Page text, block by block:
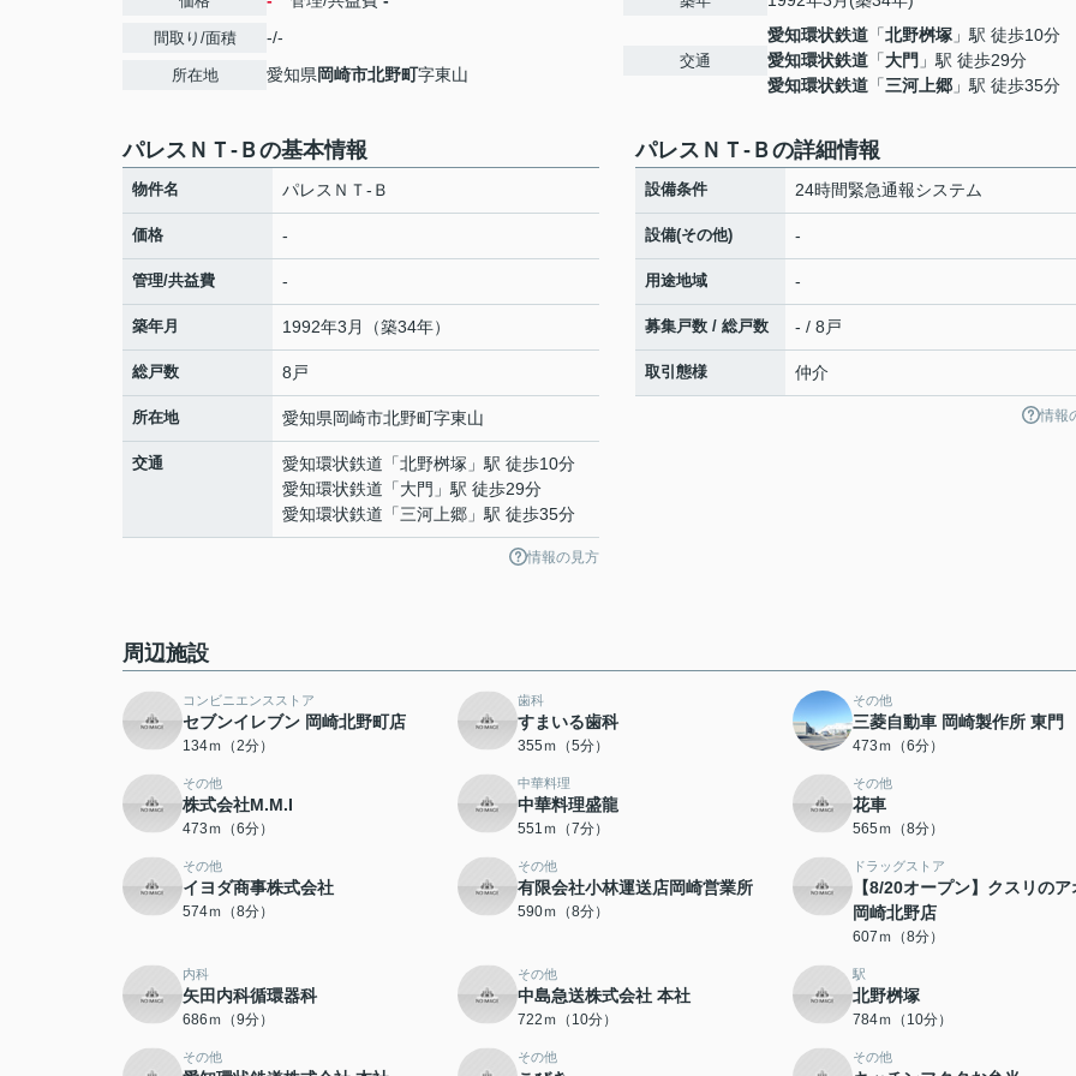
間取り/面積 -/-
所在地 愛知県岡崎市北野町字東山
交通
愛知環状鉄道 「北野桝塚 」駅 徒歩10分
愛知環状鉄道 「大門 」駅 徒歩29分
愛知環状鉄道 「三河上郷 」駅 徒歩35分
パレスＮＴ-Ｂの基本情報
物件名 パレスＮＴ-Ｂ
価格 -
管理/共益費 -
築年月 1992年3月（築34年）
総戸数 8戸
所在地 愛知県岡崎市北野町字東山
交通 愛知環状鉄道 「北野桝塚 」駅 徒歩10分
愛知環状鉄道 「大門 」駅 徒歩29分
愛知環状鉄道 「三河上郷 」駅 徒歩35分
情報の見方
パレスＮＴ-Ｂの詳細情報
設備条件 24時間緊急通報システム
設備(その他) -
用途地域 -
募集戸数 / 総戸数 - / 8戸
取引態様 仲介
情報
周辺施設
コンビニエンスストア
セブンイレブン 岡崎北野町店
134ｍ（2分）
歯科
すまいる歯科
355ｍ（5分）
その他
三菱自動車 岡崎製作所 東門
473ｍ（6分）
その他
株式会社M.M.I
473ｍ（6分）
中華料理
中華料理盛龍
551ｍ（7分）
その他
花車
565ｍ（8分）
その他
イヨダ商事株式会社
574ｍ（8分）
その他
有限会社小林運送店岡崎営業所
590ｍ（8分）
ドラッグストア
【8/20オープン】クスリのア
岡崎北野店
607ｍ（8分）
内科
矢田内科循環器科
686ｍ（9分）
その他
中島急送株式会社 本社
722ｍ（10分）
駅
北野桝塚
784ｍ（10分）
その他 その他 その他